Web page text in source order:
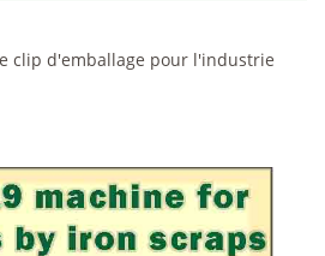
clip d'emballage pour l'industrie